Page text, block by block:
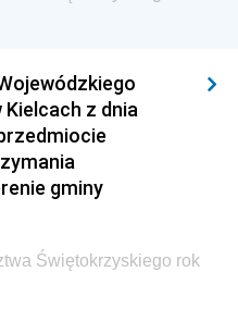
Wywiadu
z dnia
gminy
Świętokrzyskiego rok